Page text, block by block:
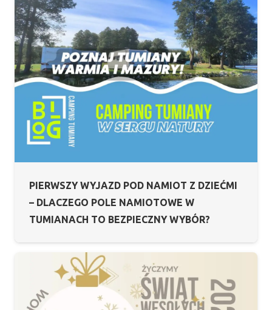
PIERWSZY WYJAZD POD NAMIOT Z DZIEĆMI
– DLACZEGO POLE NAMIOTOWE W
TUMIANACH TO BEZPIECZNY WYBÓR?